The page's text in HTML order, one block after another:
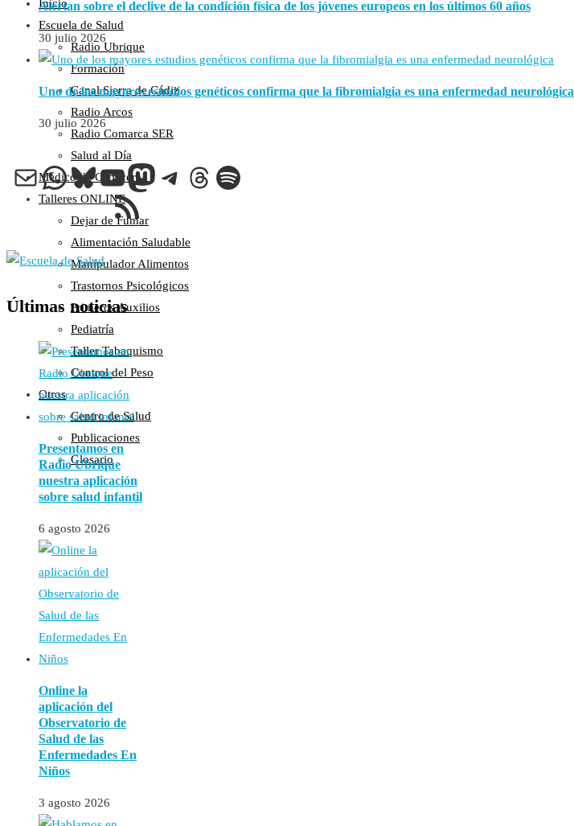
Inicio
Escuela de Salud
Radio Ubrique
Formación
Canal Sierra de Cádiz
Radio Arcos
Radio Comarca SER
Salud al Día
Médico de Cabecera
Talleres ONLINE
Dejar de Fumar
Alimentación Saludable
Manipulador Alimentos
Trastornos Psicológicos
Primeros Auxilios
Pediatría
Taller Tabaquismo
Control del Peso
Otros
Centro de Salud
Publicaciones
Glosario
Alertan sobre el declive de la condición física de los jóvenes europeos en los últimos 60 años
30 julio 2026
Uno de los mayores estudios genéticos confirma que la fibromialgia es una enfermedad neurológica
30 julio 2026
Correo electrónico
WhatsApp
Bluesky
YouTube
Mastodon
Telegram
Threads
Spotify
Feed RSS
Últimas noticias
Presentamos en
Radio Ubrique
nuestra aplicación
sobre salud infantil
6 agosto 2026
Online la
aplicación del
Observatorio de
Salud de las
Enfermedades En
Niños
3 agosto 2026